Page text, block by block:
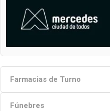
Farmacias de Turno
Fúnebres